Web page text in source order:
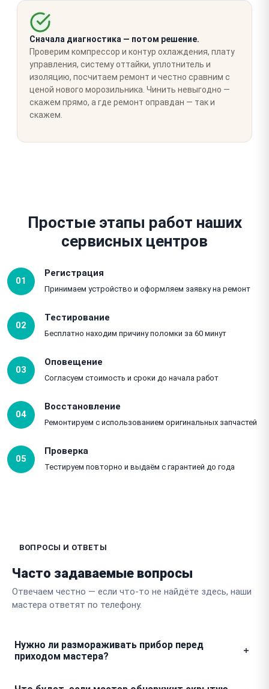
Сначала диагностика — потом решение.
Проверим компрессор и контур охлаждения, плату
управления, систему оттайки, уплотнитель и
изоляцию, посчитаем ремонт и честно сравним с
ценой нового морозильника. Чинить невыгодно —
скажем прямо, а где ремонт оправдан — так и
скажем.
Простые этапы работ наших
сервисных центров
01
Регистрация
Принимаем устройство и оформляем заявку на ремонт
02
Тестирование
Бесплатно находим причину поломки за 60 минут
03
Оповещение
Согласуем стоимость и сроки до начала работ
04
Восстановление
Ремонтируем с использованием оригинальных запчастей
05
Проверка
Тестируем повторно и выдаём с гарантией до года
ВОПРОСЫ И ОТВЕТЫ
Часто задаваемые вопросы
Отвечаем честно — если что-то не найдёте здесь, наши
мастера ответят по телефону.
Нужно ли размораживать прибор перед
приходом мастера?